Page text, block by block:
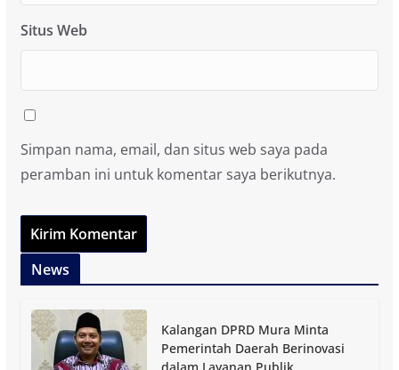
Situs Web
Simpan nama, email, dan situs web saya pada
peramban ini untuk komentar saya berikutnya.
News
Kalangan DPRD Mura Minta
Pemerintah Daerah Berinovasi